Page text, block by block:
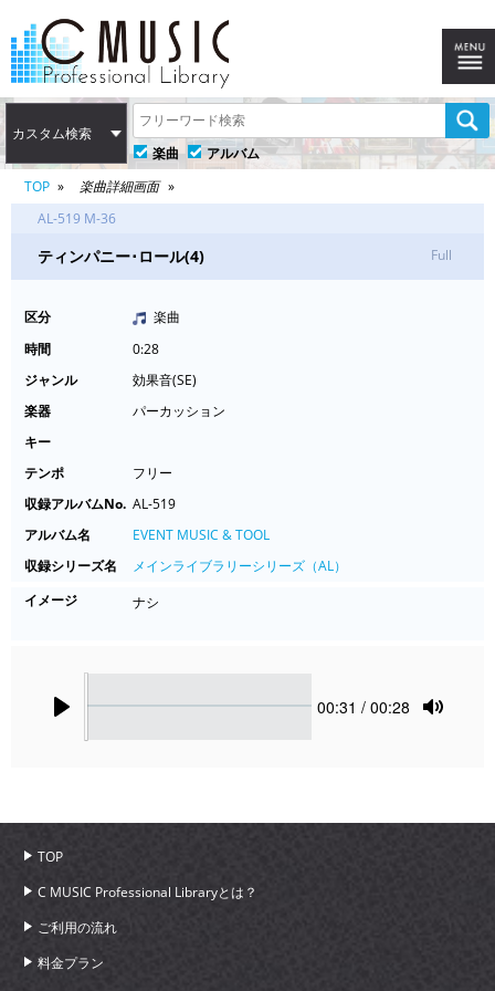
カスタム検索
楽曲
アルバム
TOP
楽曲詳細画面
AL-519 M-36
ティンパニー･ロール(4) Full
区分
楽曲
時間
0:28
ジャンル
効果音(SE)
楽器
パーカッション
キー
テンポ
フリー
収録アルバムNo. AL-519
アルバム名
EVENT MUSIC & TOOL
収録シリーズ名
メインライブラリーシリーズ（AL）
イメージ
ナシ
Current
00:31 / 00:28
TOP
C MUSIC Professional Libraryとは？
ご利用の流れ
料金プラン